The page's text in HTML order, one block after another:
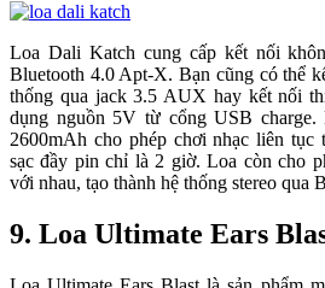
Loa Dali Katch cung cấp kết nối
Bluetooth 4.0 Apt-X. Bạn cũng có thể
thống qua jack 3.5 AUX hay kết nối
dụng nguồn 5V từ cổng USB
2600mAh cho phép chơi nhạc liên
sạc đầy pin chỉ là 2 giờ. Loa còn cho
với nhau, tạo thành hệ thống stereo qua
9. Loa Ultimate Ears